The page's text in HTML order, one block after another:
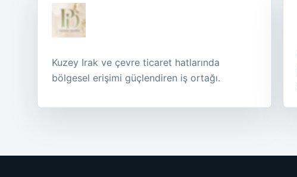
Kuzey Irak ve çevre ticaret hatlarında
bölgesel erişimi güçlendiren iş ortağı.